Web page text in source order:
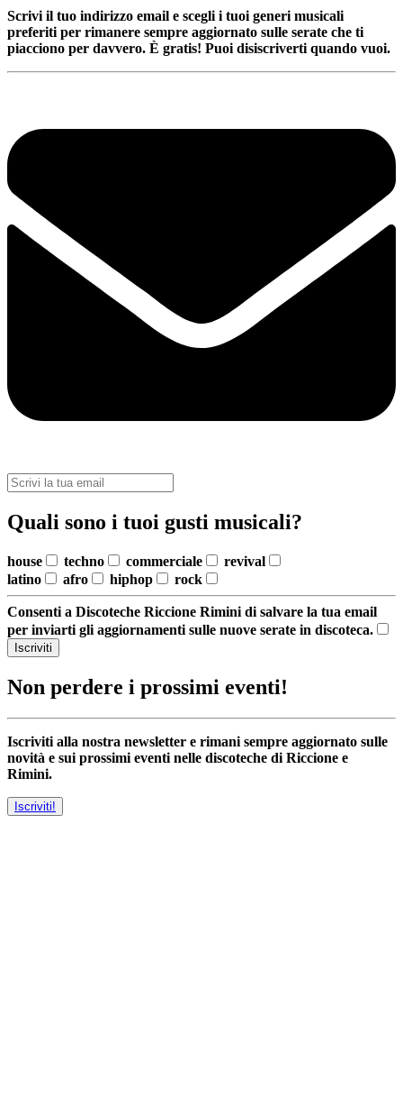
Scrivi il tuo indirizzo email e scegli i tuoi generi musicali
preferiti per rimanere sempre aggiornato sulle serate che ti
piacciono per davvero. È gratis! Puoi disiscriverti quando vuoi.
Quali sono i tuoi gusti musicali?
house techno commerciale
revival
latino
afro hiphop rock
Consenti a Discoteche Riccione Rimini di salvare la tua email
per inviarti gli aggiornamenti sulle nuove serate in discoteca.
Iscriviti
Non perdere i prossimi eventi!
Iscriviti alla nostra newsletter e rimani sempre aggiornato sulle
novità e sui prossimi eventi nelle discoteche di Riccione e
Rimini.
Iscriviti!